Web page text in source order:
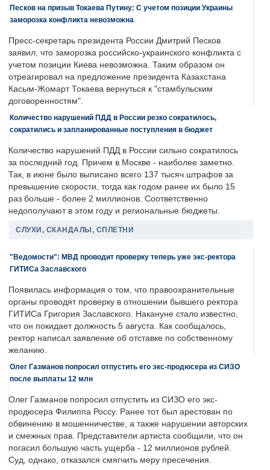
Песков на призыв Токаева Путину: С учетом позиции Украины
заморозка конфликта невозможна
Пресс-секретарь президента России Дмитрий Песков
заявил, что заморозка российско-украинского конфликта с
учетом позиции Киева невозможна. Таким образом он
отреагировал на предложение президента Казахстана
Касым-Жомарт Токаева вернуться к "стамбульским
договоренностям".
Количество нарушений ПДД в России резко сократилось,
сократились и запланированные поступления в бюджет
Количество нарушений ПДД в России сильно сократилось
за последний год. Причем в Москве - наиболее заметно.
Так, в июне было выписано всего 137 тысяч штрафов за
превышение скорости, тогда как годом ранее их было 15
раз больше - более 2 миллионов. Соответственно
недополучают в этом году и региональные бюджеты.
СЛУХИ, СКАНДАЛЫ, СПЛЕТНИ
"Ведомости": МВД проводит проверку теперь уже экс-ректора
ГИТИСа Заславского
Появилась информация о том, что правоохранительные
органы проводят проверку в отношении бывшего ректора
ГИТИСа Григория Заславского. Накануне стало известно,
что он покидает должность 5 августа. Как сообщалось,
ректор написал заявление об отставке по собственному
желанию.
Олег Газманов попросил отпустить его экс-продюсера из СИЗО
после выплаты 12 млн
Олег Газманов попросил отпустить из СИЗО его экс-
продюсера Филиппа Россу. Ранее тот был арестован по
обвинению в мошенничестве, а также нарушении авторских
и смежных прав. Представители артиста сообщили, что он
погасил большую часть ущерба - 12 миллионов рублей.
Суд, однако, отказался смягчить меру пресечения.